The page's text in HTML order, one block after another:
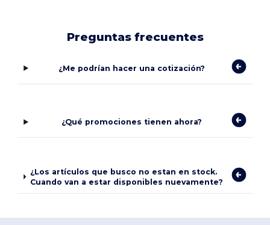
Preguntas frecuentes
¿Me podrían hacer una cotización?
¿Qué promociones tienen ahora?
¿Los artículos que busco no estan en stock.
Cuando van a estar disponibles nuevamente?